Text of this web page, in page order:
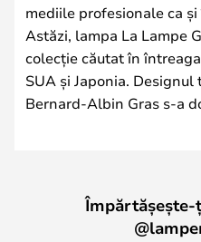
mediile profesionale ca
Astăzi, lampa La Lampe
colecție căutat în
SUA și Japonia.
Bernard-Albin Gras s-a